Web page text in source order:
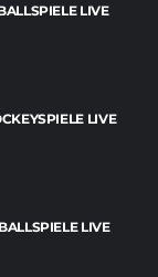
LIVE Ü
LIVE
LIVE